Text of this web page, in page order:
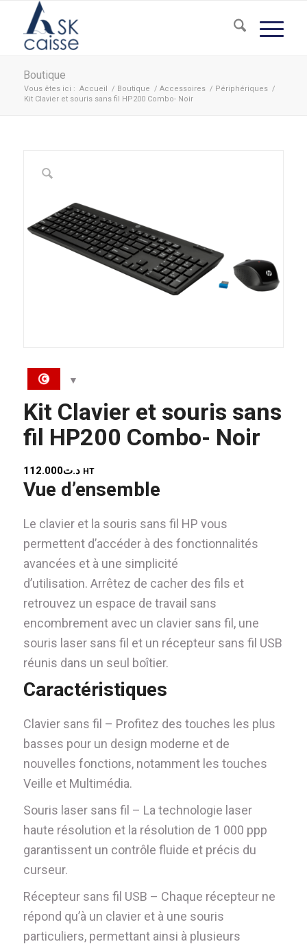
Boutique
Vous êtes ici : Accueil / Boutique / Accessoires / Périphériques /
Kit Clavier et souris sans fil HP200 Combo- Noir
Kit Clavier et souris sans
fil HP200 Combo- Noir
112.000د.ت HT
Vue d’ensemble
Le clavier et la souris sans fil HP vous
permettent d’accéder à des fonctionnalités
avancées et à une simplicité
d’utilisation. Arrêtez de cacher des fils et
retrouvez un espace de travail sans
encombrement avec un clavier sans fil, une
souris laser sans fil et un récepteur sans fil USB
réunis dans un seul boîtier.
Caractéristiques
Clavier sans fil – Profitez des touches les plus
basses pour un design moderne et de
nouvelles fonctions, notamment les touches
Veille et Multimédia.
Souris laser sans fil – La technologie laser
haute résolution et la résolution de 1 000 ppp
garantissent un contrôle fluide et précis du
curseur.
Récepteur sans fil USB – Chaque récepteur ne
répond qu’à un clavier et à une souris
particuliers, permettant ainsi à plusieurs